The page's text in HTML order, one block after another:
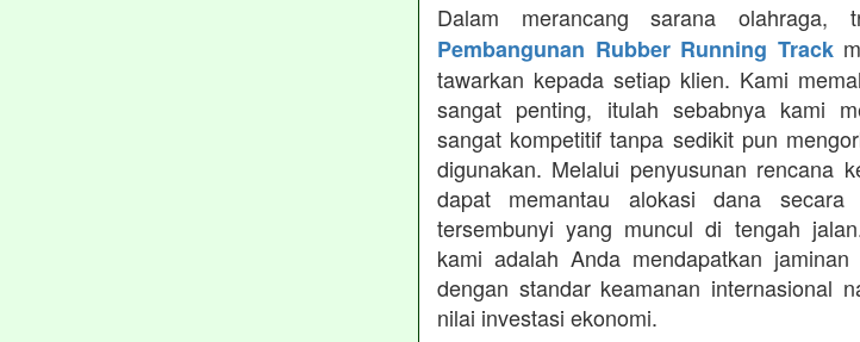
Dalam merancang sarana olahraga,
Pembangunan Rubber Running Track
tawarkan kepada setiap klien. Kami
sangat penting, itulah sebabnya kami
sangat kompetitif tanpa sedikit pun
digunakan. Melalui penyusunan rencana
dapat memantau alokasi dana
tersembunyi yang muncul di tengah
kami adalah Anda mendapatkan
dengan standar keamanan internasional
nilai investasi ekonomi.